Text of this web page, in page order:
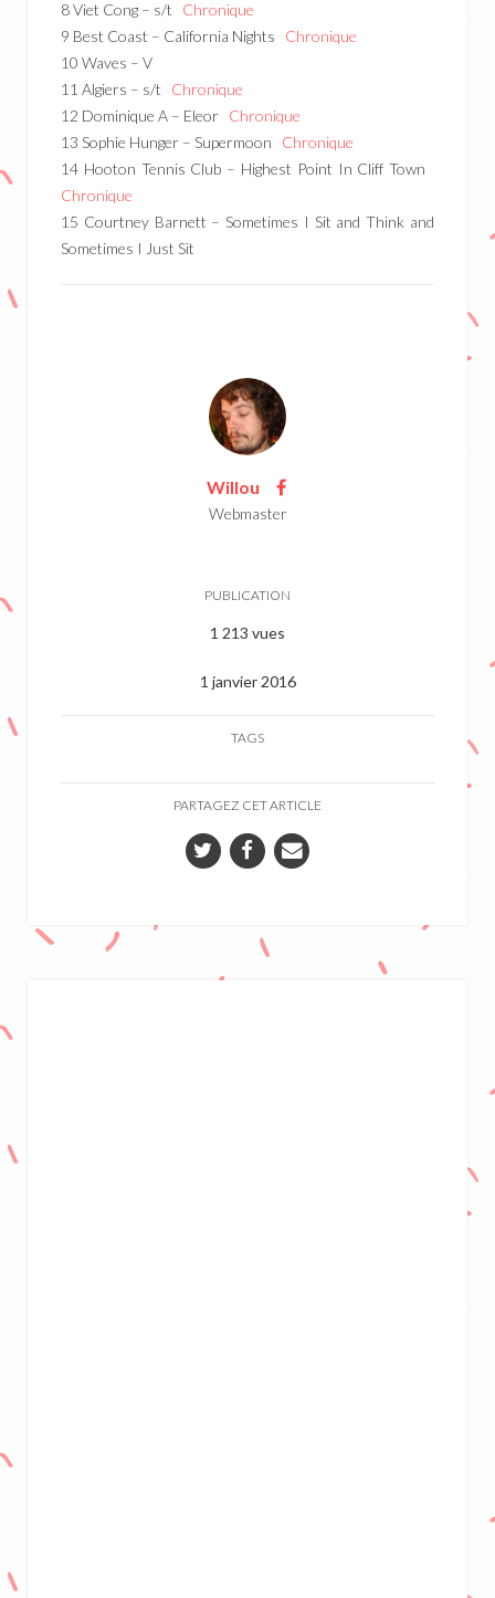
8 Viet Cong – s/t Chronique
9 Best Coast – California Nights Chronique
10 Waves – V
11 Algiers – s/t Chronique
12 Dominique A – Eleor Chronique
13 Sophie Hunger – Supermoon Chronique
14 Hooton Tennis Club – Highest Point In Cliff Town
Chronique
15 Courtney Barnett – Sometimes I Sit and Think and
Sometimes I Just Sit
Willou
Webmaster
PUBLICATION
1 213 vues
1 janvier 2016
TAGS
PARTAGEZ CET ARTICLE